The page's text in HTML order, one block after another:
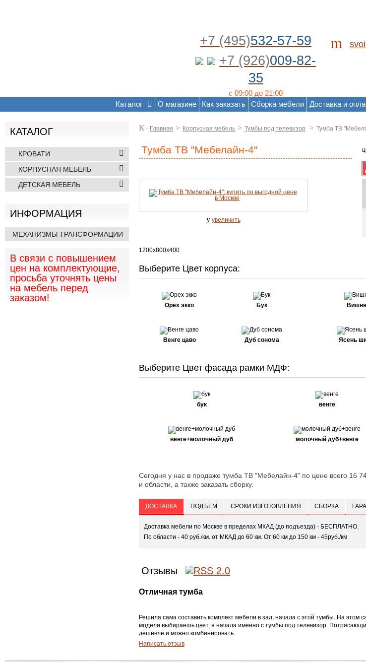
+7 (495)532-57-59
+7 (926)009-82-
35
с 09:00 до 21:00
m
Каталог О магазине Как заказать Сборка мебели Доставка и
КАТАЛОГ
КРОВАТИ
КОРПУСНАЯ МЕБЕЛЬ
ДЕТСКАЯ МЕБЕЛЬ
ИНФОРМАЦИЯ
МЕХАНИЗМЫ ТРАНСФОРМАЦИИ
В связи с повышением
цен на комплектующие,
просьба уточнять цены
на мебель перед
заказом!
K - Главная > Корпусная мебель > Тумбы под телевизор > Тумба ТВ
Тумба ТВ "Мебелайн-4"
y увеличить
1200х800х400
Выберите Цвет корпуса:
Орех экко Бук
Венге цаво Дуб сонома Ясень
Выберите Цвет фасада рамки МДФ:
бук венге
венге+молочный дуб молочный дуб+венге
Сегодня у нас в продаже тумба ТВ "Мебелайн-4" по цене всего 16
и области, а также заказать сборку.
ДОСТАВКА ПОДЪЁМ СРОКИ ИЗГОТОВЛЕНИЯ СБОРКА
Доставка мебели по Москве в пределах МКАД (до подъезда) - БЕСПЛАТНО.
По области - 40 руб./км. от МКАД до 60 км. От 60 км до 150 км - 45руб./км
Отзывы
Отличная тумба
Решила сама составить комплект мебели в зал, начала с этой тумбы. На
модели выбираешь цвет, я начала именно с тумбы под телевизор.
дешевле и можно комбинировать.
Написать отзыв